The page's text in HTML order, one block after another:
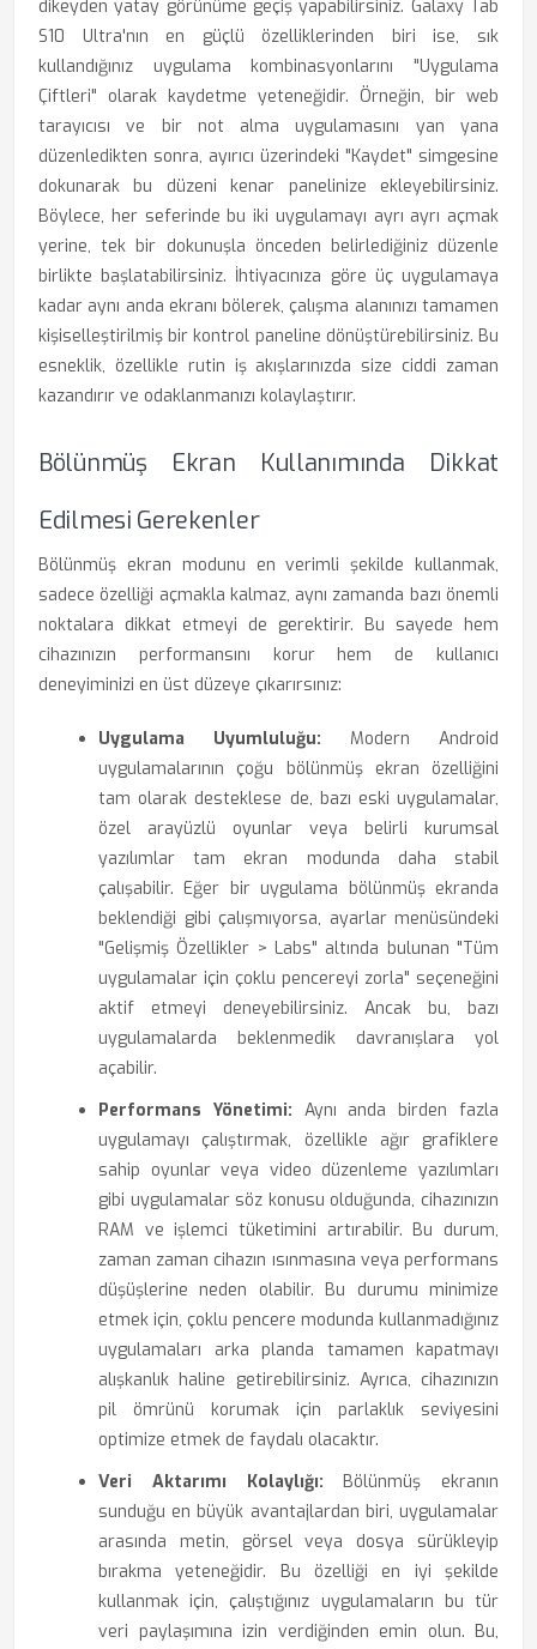
dikeyden yatay görünüme geçiş yapabilirsiniz. Galaxy Tab
S10 Ultra'nın en güçlü özelliklerinden biri ise, sık
kullandığınız uygulama kombinasyonlarını "Uygulama
Çiftleri" olarak kaydetme yeteneğidir. Örneğin, bir web
tarayıcısı ve bir not alma uygulamasını yan yana
düzenledikten sonra, ayırıcı üzerindeki "Kaydet" simgesine
dokunarak bu düzeni kenar panelinize ekleyebilirsiniz.
Böylece, her seferinde bu iki uygulamayı ayrı ayrı açmak
yerine, tek bir dokunuşla önceden belirlediğiniz düzenle
birlikte başlatabilirsiniz. İhtiyacınıza göre üç uygulamaya
kadar aynı anda ekranı bölerek, çalışma alanınızı tamamen
kişiselleştirilmiş bir kontrol paneline dönüştürebilirsiniz. Bu
esneklik, özellikle rutin iş akışlarınızda size ciddi zaman
kazandırır ve odaklanmanızı kolaylaştırır.
Bölünmüş Ekran Kullanımında Dikkat
Edilmesi Gerekenler
Bölünmüş ekran modunu en verimli şekilde kullanmak,
sadece özelliği açmakla kalmaz, aynı zamanda bazı önemli
noktalara dikkat etmeyi de gerektirir. Bu sayede hem
cihazınızın performansını korur hem de kullanıcı
deneyiminizi en üst düzeye çıkarırsınız:
Uygulama Uyumluluğu: Modern Android
uygulamalarının çoğu bölünmüş ekran özelliğini
tam olarak desteklese de, bazı eski uygulamalar,
özel arayüzlü oyunlar veya belirli kurumsal
yazılımlar tam ekran modunda daha stabil
çalışabilir. Eğer bir uygulama bölünmüş ekranda
beklendiği gibi çalışmıyorsa, ayarlar menüsündeki
"Gelişmiş Özellikler > Labs" altında bulunan "Tüm
uygulamalar için çoklu pencereyi zorla" seçeneğini
aktif etmeyi deneyebilirsiniz. Ancak bu, bazı
uygulamalarda beklenmedik davranışlara yol
açabilir.
Performans Yönetimi: Aynı anda birden fazla
uygulamayı çalıştırmak, özellikle ağır grafiklere
sahip oyunlar veya video düzenleme yazılımları
gibi uygulamalar söz konusu olduğunda, cihazınızın
RAM ve işlemci tüketimini artırabilir. Bu durum,
zaman zaman cihazın ısınmasına veya performans
düşüşlerine neden olabilir. Bu durumu minimize
etmek için, çoklu pencere modunda kullanmadığınız
uygulamaları arka planda tamamen kapatmayı
alışkanlık haline getirebilirsiniz. Ayrıca, cihazınızın
pil ömrünü korumak için parlaklık seviyesini
optimize etmek de faydalı olacaktır.
Veri Aktarımı Kolaylığı: Bölünmüş ekranın
sunduğu en büyük avantajlardan biri, uygulamalar
arasında metin, görsel veya dosya sürükleyip
bırakma yeteneğidir. Bu özelliği en iyi şekilde
kullanmak için, çalıştığınız uygulamaların bu tür
veri paylaşımına izin verdiğinden emin olun. Bu,